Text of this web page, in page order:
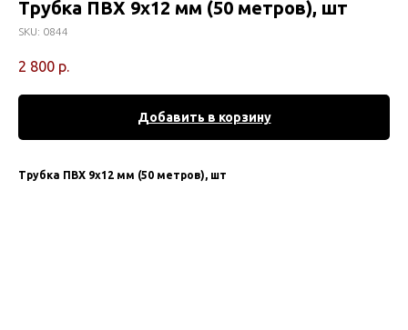
Трубка ПВХ 9х12 мм (50 метров), шт
SKU: 0844
2 800 р.
Добавить в корзину
Трубка ПВХ 9х12 мм (50 метров), шт